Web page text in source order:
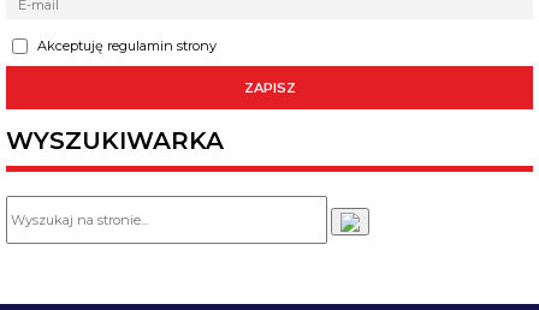
Akceptuję regulamin strony
WYSZUKIWARKA